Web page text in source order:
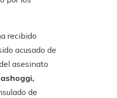
recibido
acusado de
asesinato
de